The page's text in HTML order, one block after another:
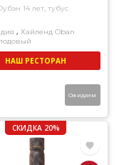
14 лет, тубус
, Хайленд Oban
НАШ РЕСТОРАН
Ожидаем
СКИДКА 20%